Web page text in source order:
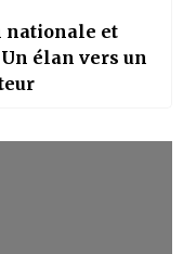
nationale et
élan vers un